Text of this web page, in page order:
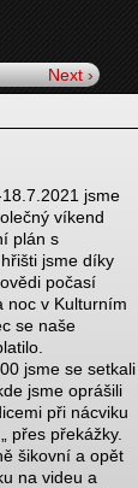
Next ›
jsme
víkend
plán s
jsme díky
počasí
noc v Kulturním
se naše
jsme se setkali
jsme oprášili
při nácviku
přes překážky.
šikovní a opět
na videu a